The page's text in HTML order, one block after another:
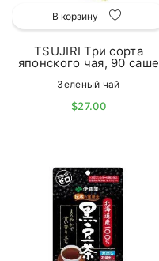
В корзину
TSUJIRI Три сорта
японского чая, 90 саше
Зеленый чай
$27.00